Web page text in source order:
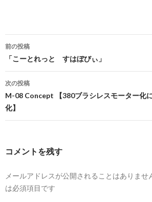
投
稿
ナ
ビ
ー
ョ
前の投稿
「こーとれっと すはぼびぃ」
次の投稿
M-08 Concept 【380ブラシレスモーター化
化】
コメントを残す
メールアドレスが公開されることはありませ
は必須項目です